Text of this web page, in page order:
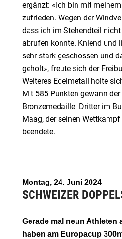
ergänzt: «Ich bin mit
zufrieden. Wegen der
dass ich im Stehendteil nicht
abrufen konnte. Kniend und
sehr stark geschossen und
geholt», freute sich der
Weiteres Edelmetall holte
Mit 585 Punkten gewann
Bronzemedaille. Dritter im
Maag, der seinen
beendete.
Montag, 24. Juni 2024
SCHWEIZER
Gerade mal neun Athleten
haben am Europacup